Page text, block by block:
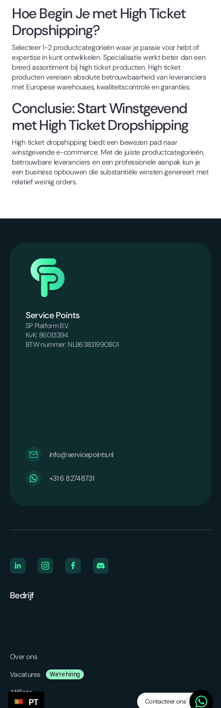
Contacteer ons
Hoe Begin Je met High Ticket
Dropshipping?
Selecteer 1-2 productcategorieën waar je passie voor hebt of
expertise in kunt ontwikkelen. Specialisatie werkt beter dan een
breed assortiment bij high ticket producten. High ticket
producten vereisen absolute betrouwbaarheid van leveranciers
met Europese warehouses, kwaliteitscontrole en garanties.
Conclusie: Start Winstgevend
met High Ticket Dropshipping
High ticket dropshipping biedt een bewezen pad naar
winstgevende e-commerce. Met de juiste productcategorieën,
betrouwbare leveranciers en een professionele aanpak kun je
een business opbouwen die substantiële winsten genereert met
relatief weinig orders.
Service Points
SP Platform B.V.
KvK: 86013394
BTW nummer: NL863831990B01
info@servicepoints.nl
‪+31 6 82748731‬
Bedrijf
Over ons
Vacatures
We're hiring
Affiliate
PT